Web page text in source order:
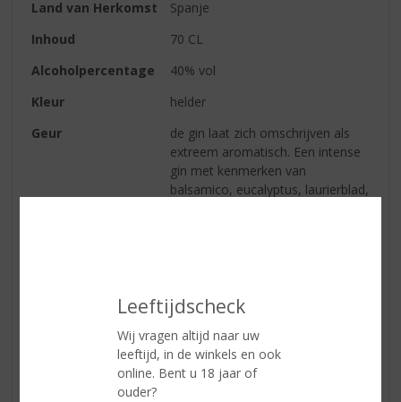
Leeftijdscheck
Wij vragen altijd naar uw
leeftijd, in de winkels en ook
online. Bent u 18 jaar of
ouder?
Land van Herkomst
Spanje
Inhoud
70 CL
Alcoholpercentage
40% vol
Kleur
helder
Geur
de gin laat zich omschrijven als
extreem aromatisch. Een intense
gin met kenmerken van
balsamico, eucalyptus, laurierblad,
een intense gin met kenmerken
van balsamico, eucalyptus,
laurierblad, mint en duidelijke
tonen van wit fruit
de afdronk is lang